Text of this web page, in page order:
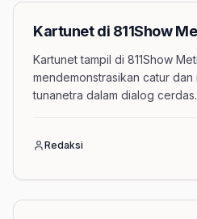
Kartunet di 811Show
Kartunet tampil di 811Show
mendemonstrasikan catur
tunanetra dalam dialog cerdas.
Redaksi